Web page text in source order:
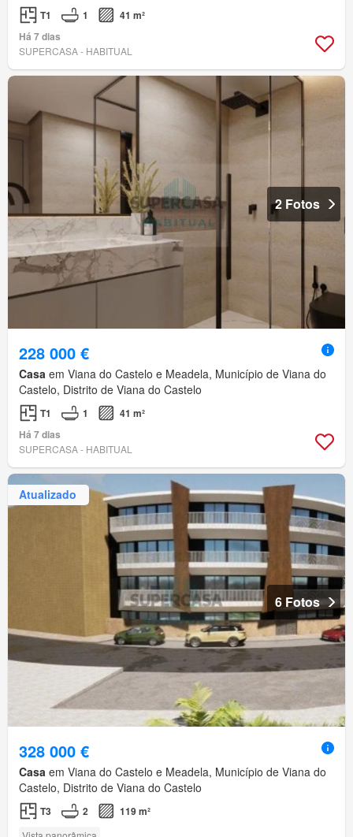
T1 1
41 m²
Há 7 dias
SUPERCASA - HABITUAL
2 Fotos
228 000 €
Casa em Viana do Castelo e Meadela, Município de Viana do
Castelo, Distrito de Viana do Castelo
T1 1
41 m²
Há 7 dias
SUPERCASA - HABITUAL
Atualizado
6 Fotos
328 000 €
Casa em Viana do Castelo e Meadela, Município de Viana do
Castelo, Distrito de Viana do Castelo
T3 2 119 m²